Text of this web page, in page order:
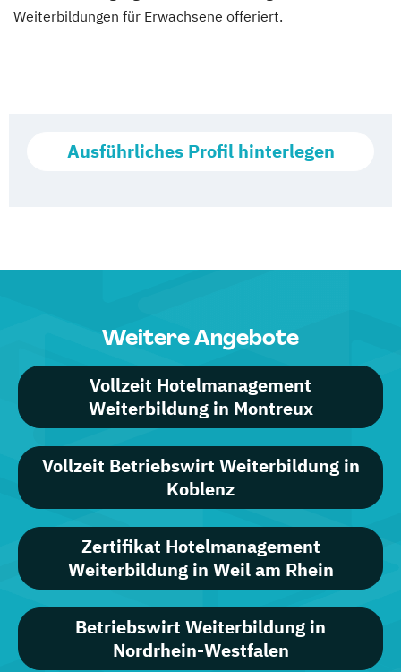
Weiterbildungen für Erwachsene offeriert.
Ausführliches Profil hinterlegen
Weitere Angebote
Vollzeit Hotelmanagement
Weiterbildung in Montreux
Vollzeit Betriebswirt Weiterbildung in
Koblenz
Zertifikat Hotelmanagement
Weiterbildung in Weil am Rhein
Betriebswirt Weiterbildung in
Nordrhein-Westfalen